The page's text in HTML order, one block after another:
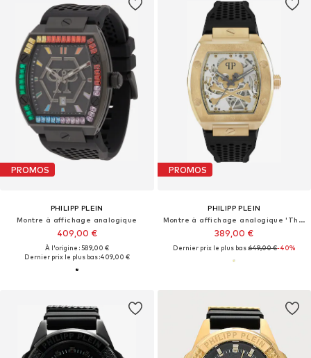
PROMOS
PHILIPP PLEIN
Montre à affichage analogique
409,00 €
À l'origine : 589,00 €
Dernier prix le plus bas :409,00 €
PROMOS
PHILIPP PLEIN
Montre à affichage analogique 'The $keleton'
389,00 €
Dernier prix le plus bas :649,00 €-40%